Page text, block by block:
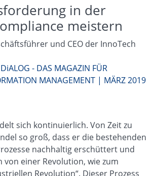
in der
meistern
und CEO der InnoTech
DiALOG - DAS MAGAZIN FÜR
MANAGEMENT | MÄRZ 2019
sich kontinuierlich. Von Zeit zu
so groß, dass er die bestehenden
nachhaltig erschüttert und
von einer Revolution, wie zum
Revolution“. Dieser Prozess